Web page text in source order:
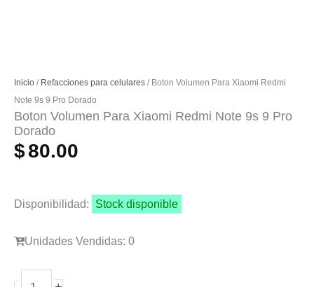
Inicio / Refacciones para celulares / Boton Volumen Para Xiaomi Redmi
Note 9s 9 Pro Dorado
Boton Volumen Para Xiaomi Redmi Note 9s 9 Pro
Dorado
$80.00
Disponibilidad: Stock disponible
Unidades Vendidas: 0